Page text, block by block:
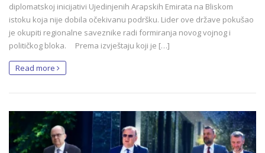
diplomatskoj inicijativi Ujedinjenih Arapskih Emirata na Bliskom
istoku koja nije dobila očekivanu podršku. Lider ove države pokušao
je okupiti regionalne saveznike radi formiranja novog vojnog i
političkog bloka. Prema izvještaju koji je […]
Read more